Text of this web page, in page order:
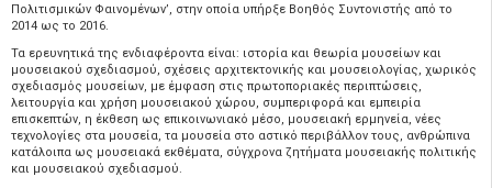
Πολιτισμικών Φαινομένων’, στην οποία υπήρξε Βοηθός Συντονιστής από το
2014 ως το 2016.
Τα ερευνητικά της ενδιαφέροντα είναι: ιστορία και θεωρία μουσείων και
μουσειακού σχεδιασμού, σχέσεις αρχιτεκτονικής και μουσειολογίας, χωρικός
σχεδιασμός μουσείων, με έμφαση στις πρωτοποριακές περιπτώσεις,
λειτουργία και χρήση μουσειακού χώρου, συμπεριφορά και εμπειρία
επισκεπτών, η έκθεση ως επικοινωνιακό μέσο, μουσειακή ερμηνεία, νέες
τεχνολογίες στα μουσεία, τα μουσεία στο αστικό περιβάλλον τους, ανθρώπινα
κατάλοιπα ως μουσειακά εκθέματα, σύγχρονα ζητήματα μουσειακής πολιτικής
και μουσειακού σχεδιασμού.